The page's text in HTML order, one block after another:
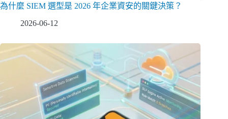
為什麼 SIEM 選型是 2026 年企業資安的關鍵決策？
2026-06-12